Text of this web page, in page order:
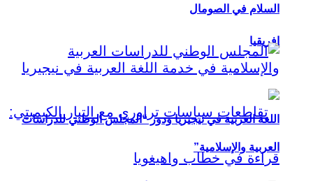
إفريقيا
السلام في الصومال
اللغة العربية في نيجيريا ودور “المجلس الوطني للدراسات
العربية والإسلامية”